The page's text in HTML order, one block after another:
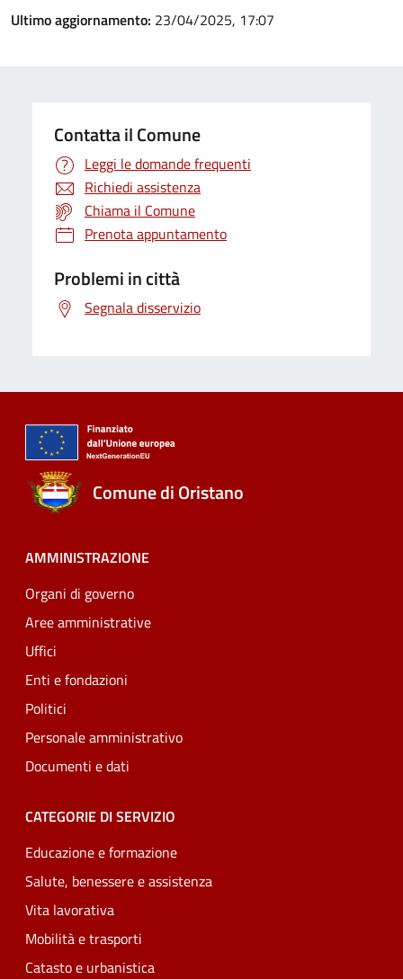
Ultimo aggiornamento: 23/04/2025, 17:07
Contatta il Comune
Leggi le domande frequenti
Richiedi assistenza
Chiama il Comune
Prenota appuntamento
Problemi in città
Segnala disservizio
Comune di Oristano
AMMINISTRAZIONE
Organi di governo
Aree amministrative
Uffici
Enti e fondazioni
Politici
Personale amministrativo
Documenti e dati
CATEGORIE DI SERVIZIO
Educazione e formazione
Salute, benessere e assistenza
Vita lavorativa
Mobilità e trasporti
Catasto e urbanistica